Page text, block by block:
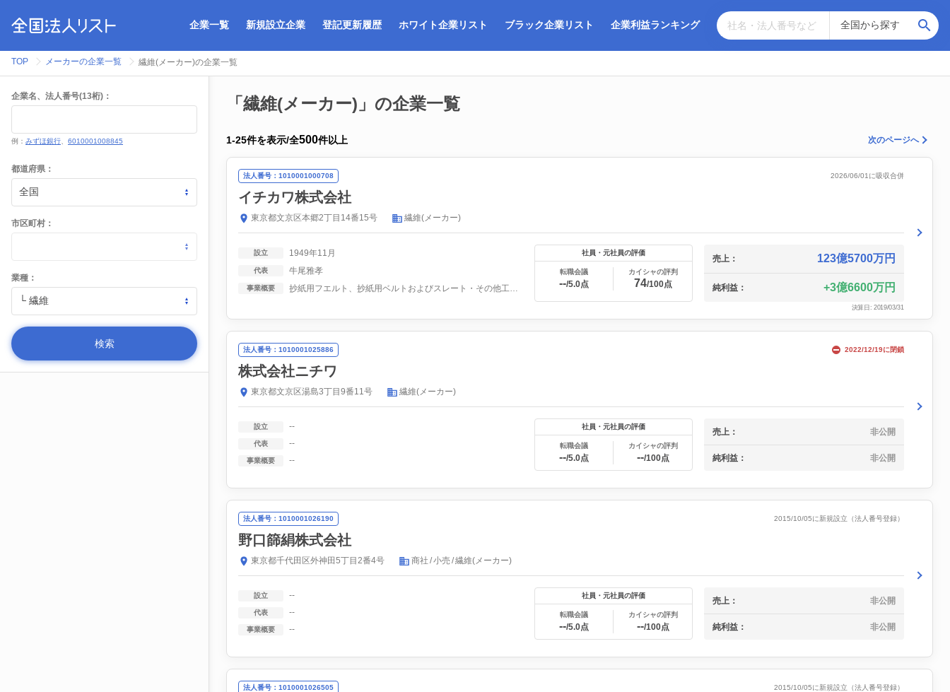
企業一覧 新規設立企業 登記更新履歴 ホワイト企業リスト ブラック企業リスト 企業利益ランキング
TOP メーカーの企業一覧 繊維(メーカー)の企業一覧
企業名、法人番号(13桁)：
例： みずほ銀行 6010001008845
都道府県：
市区町村：
業種：
「繊維(メーカー)」の企業一覧
1-25件を表示/全500件以上 次のページへ
法人番号：1010001000708 2026/06/01に吸収合併
イチカワ株式会社
東京都文京区本郷2丁目14番15号 繊維(メーカー)
設立 1949年11月
代表 牛尾雅孝
事業概要 抄紙用フエルト、抄紙用ベルトおよびスレート・その他工業用フ...
社員・元社員の評価
転職会議
--/5.0点
カイシャの評判
74/100点
売上： 123億5700万円
純利益： 3億6600万円
決算日: 2019/03/31
法人番号：1010001025886 2022/12/19に閉鎖
株式会社ニチワ
東京都文京区湯島3丁目9番11号 繊維(メーカー)
設立 --
代表 --
事業概要 --
社員・元社員の評価
転職会議
--/5.0点
カイシャの評判
--/100点
売上： 非公開
純利益： 非公開
法人番号：1010001026190 2015/10/05に新規設立（法人番号登録）
野口篩絹株式会社
東京都千代田区外神田5丁目2番4号 商社 小売 繊維(メーカー)
設立 --
代表 --
事業概要 --
社員・元社員の評価
転職会議
--/5.0点
カイシャの評判
--/100点
売上： 非公開
純利益： 非公開
法人番号：1010001026505 2015/10/05に新規設立（法人番号登録）